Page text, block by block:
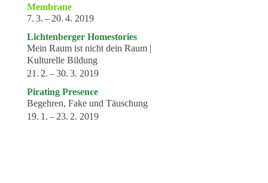
Membrane
7. 3. – 20. 4. 2019
Lichtenberger Homestories
Mein Raum ist nicht dein Raum |
Kulturelle Bildung
21. 2. – 30. 3. 2019
Pirating Presence
Begehren, Fake und Täuschung
19. 1. – 23. 2. 2019